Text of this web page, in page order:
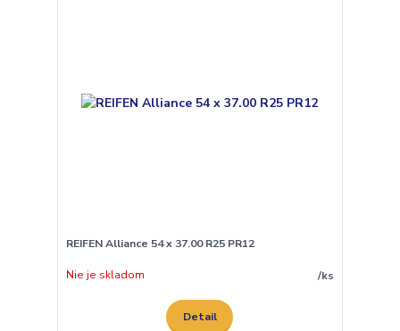
REIFEN Alliance 54 x 37.00 R25 PR12
/ks
Nie je skladom
Detail